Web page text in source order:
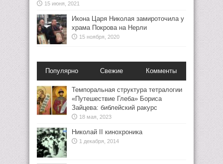
15 июня, 2021
Икона Царя Николая замироточила у
храма Покрова на Нерли
15 ноября, 2020
Популярно Свежие Комменты
Темпоральная структура тетралогии
«Путешествие Глеба» Бориса
Зайцева: библейский ракурс
18 мая, 2023
Николай II кинохроника
1 декабря, 2014